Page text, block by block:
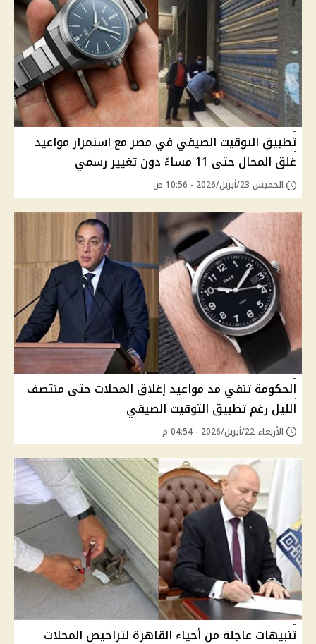
تطبيق التوقيت الصيفي في مصر مع استمرار مواعيد
غلق المحال حتى 11 مساءً دون تغيير رسمي
الخميس 23/أبريل/2026 - 10:56 ص
الحكومة تنفي مد مواعيد إغلاق المحلات حتى منتصف
الليل رغم تطبيق التوقيت الصيفي
الأربعاء 22/أبريل/2026 - 04:54 م
تنبيهات عاجلة من أحياء القاهرة لتراخيص المحلات